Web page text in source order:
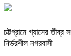
চট্টগ্রামে গ্যাসের
নির্ভরশীল নগরবাসী